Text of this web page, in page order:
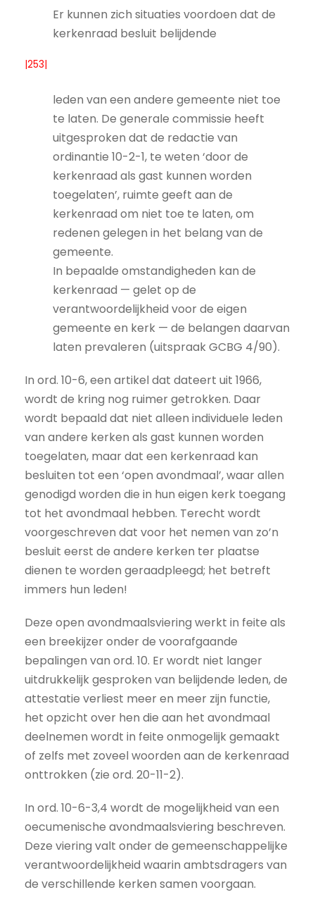
Er kunnen zich situaties voordoen dat de
kerkenraad besluit belijdende
|253|
leden van een andere gemeente niet toe
te laten. De generale commissie heeft
uitgesproken dat de redactie van
ordinantie 10-2-1, te weten ‘door de
kerkenraad als gast kunnen worden
toegelaten’, ruimte geeft aan de
kerkenraad om niet toe te laten, om
redenen gelegen in het belang van de
gemeente.
In bepaalde omstandigheden kan de
kerkenraad — gelet op de
verantwoordelijkheid voor de eigen
gemeente en kerk — de belangen daarvan
laten prevaleren (uitspraak GCBG 4/90).
In ord. 10-6, een artikel dat dateert uit 1966,
wordt de kring nog ruimer getrokken. Daar
wordt bepaald dat niet alleen individuele leden
van andere kerken als gast kunnen worden
toegelaten, maar dat een kerkenraad kan
besluiten tot een ‘open avondmaal’, waar allen
genodigd worden die in hun eigen kerk toegang
tot het avondmaal hebben. Terecht wordt
voorgeschreven dat voor het nemen van zo’n
besluit eerst de andere kerken ter plaatse
dienen te worden geraadpleegd; het betreft
immers hun leden!
Deze open avondmaalsviering werkt in feite als
een breekijzer onder de voorafgaande
bepalingen van ord. 10. Er wordt niet langer
uitdrukkelijk gesproken van belijdende leden, de
attestatie verliest meer en meer zijn functie,
het opzicht over hen die aan het avondmaal
deelnemen wordt in feite onmogelijk gemaakt
of zelfs met zoveel woorden aan de kerkenraad
onttrokken (zie ord. 20-11-2).
In ord. 10-6-3,4 wordt de mogelijkheid van een
oecumenische avondmaalsviering beschreven.
Deze viering valt onder de gemeenschappelijke
verantwoordelijkheid waarin ambtsdragers van
de verschillende kerken samen voorgaan.